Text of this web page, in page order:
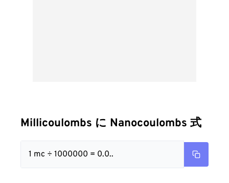
Millicoulombs に Nanocoulombs 式
1 mc ÷ 1000000 = 0.0..